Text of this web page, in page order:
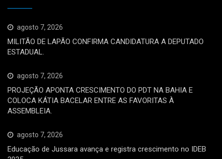
agosto 7, 2026
MILITÃO DE LAPÃO CONFIRMA CANDIDATURA A DEPUTADO
ESTADUAL.
agosto 7, 2026
PROJEÇÃO APONTA CRESCIMENTO DO PDT NA BAHIA E
COLOCA KÁTIA BACELAR ENTRE AS FAVORITAS À
ASSEMBLEIA.
agosto 7, 2026
Educação de Jussara avança e registra crescimento no IDEB